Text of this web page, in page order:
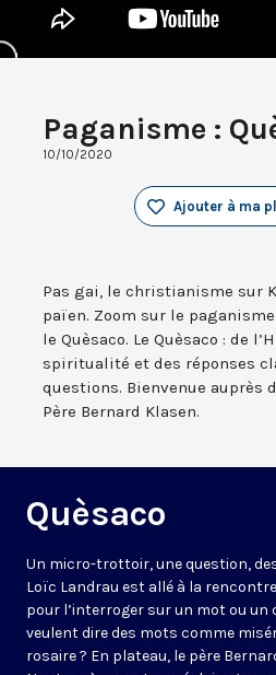
Paganisme :
10/10/2020
Ajouter à ma
Pas gai, le christianisme sur
païen. Zoom sur le
le Quèsaco. Le Quèsaco : de
spiritualité et des réponses
questions. Bienvenue auprès
Père Bernard Klasen.
Quèsaco
Un micro-trottoir, une question,
Loïc Landrau est allé à la
pour l’interroger sur un mot ou un
veulent dire des mots comme
rosaire ? En plateau, le père